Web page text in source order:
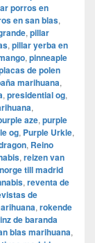
porros en
en san blas,
, pillar
, pillar yerba en
, pinneaple
de polen
marihuana,
, presidential og,
,
aze, purple
og, Purple Urkle,
, Reino
, reizen van
till madrid
, reventa de
de
, rokende
de baranda
blas marihuana,